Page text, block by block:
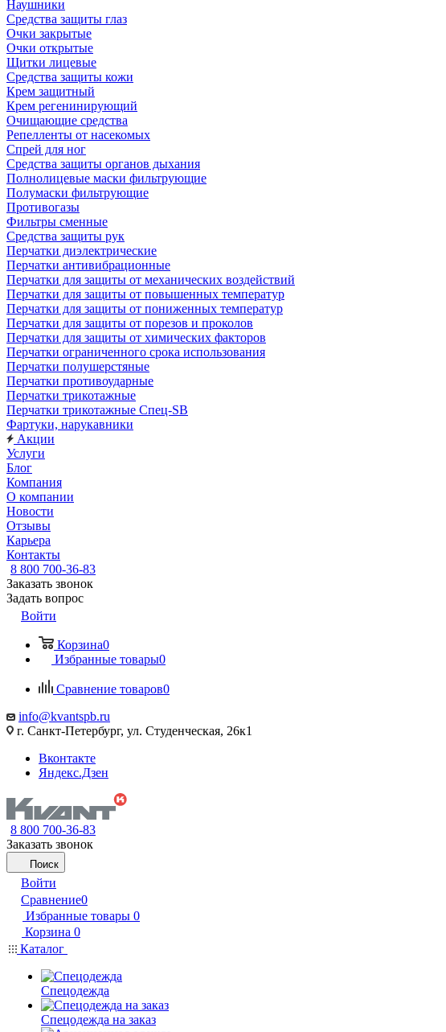
Наушники
Средства защиты глаз
Очки закрытые
Очки открытые
Щитки лицевые
Средства защиты кожи
Крем защитный
Крем регенинирующий
Очищающие средства
Репелленты от насекомых
Спрей для ног
Средства защиты органов дыхания
Полнолицевые маски фильтрующие
Полумаски фильтрующие
Противогазы
Фильтры сменные
Средства защиты рук
Перчатки диэлектрические
Перчатки антивибрационные
Перчатки для защиты от механических воздействий
Перчатки для защиты от повышенных температур
Перчатки для защиты от пониженных температур
Перчатки для защиты от порезов и проколов
Перчатки для защиты от химических факторов
Перчатки ограниченного срока использования
Перчатки полушерстяные
Перчатки противоударные
Перчатки трикотажные
Перчатки трикотажные Спец-SB
Фартуки, нарукавники
Акции
Услуги
Блог
Компания
О компании
Новости
Отзывы
Карьера
Контакты
8 800 700-36-83
Заказать звонок
Задать вопрос
Войти
Корзина0
Избранные товары0
Сравнение товаров0
info@kvantspb.ru
г. Санкт-Петербург, ул. Студенческая, 26к1
Вконтакте
Яндекс.Дзен
8 800 700-36-83
Заказать звонок
Поиск
Войти
Сравнение0
Избранные товары 0
Корзина 0
Каталог
Спецодежда
Спецодежда на заказ